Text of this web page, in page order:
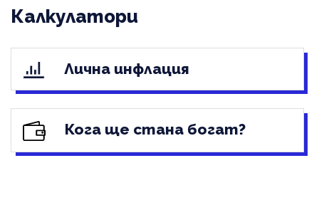
Калкулатори
Лична инфлация
Кога ще стана богат?